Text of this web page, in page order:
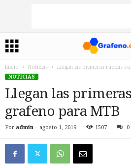
Inicio Noticias
Llegan las primeras ruedas
NOTICIAS
Llegan las
grafeno para MTB
Por admin - agosto 1, 2019 1507 0